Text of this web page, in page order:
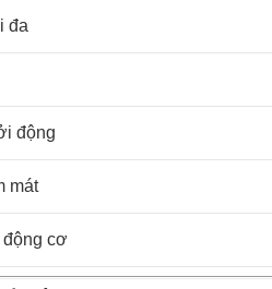
đa
động
mát
cơ